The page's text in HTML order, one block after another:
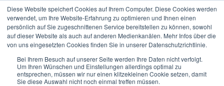
Diese Website speichert Cookies auf Ihrem Computer. Diese Cookies werden
verwendet, um Ihre Website-Erfahrung zu optimieren und Ihnen einen
persönlich auf Sie zugeschnittenen Service bereitstellen zu können, sowohl
auf dieser Website als auch auf anderen Medienkanälen. Mehr Infos über die
von uns eingesetzten Cookies finden Sie in unserer Datenschutzrichtlinie.
Bei Ihrem Besuch auf unserer Seite werden Ihre Daten nicht verfolgt.
Um Ihren Wünschen und Einstellungen allerdings optimal zu
entsprechen, müssen wir nur einen klitzekleinen Cookie setzen, damit
Sie diese Auswahl nicht noch einmal treffen müssen.
Home Blog
Dezentrale klinische Studien als
zentraler Schritt in die Zukunft